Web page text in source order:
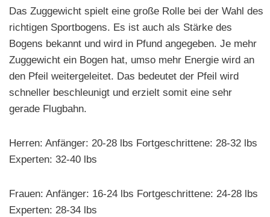
Das Zuggewicht spielt eine große Rolle bei der Wahl des
richtigen Sportbogens. Es ist auch als Stärke des
Bogens bekannt und wird in Pfund angegeben. Je mehr
Zuggewicht ein Bogen hat, umso mehr Energie wird an
den Pfeil weitergeleitet. Das bedeutet der Pfeil wird
schneller beschleunigt und erzielt somit eine sehr
gerade Flugbahn.
Herren: Anfänger: 20-28 lbs Fortgeschrittene: 28-32 lbs
Experten: 32-40 lbs
Frauen: Anfänger: 16-24 lbs Fortgeschrittene: 24-28 lbs
Experten: 28-34 lbs